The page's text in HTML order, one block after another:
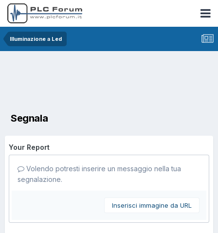
Illuminazione a Led
Segnala
Your Report
Volendo potresti inserire un messaggio nella tua
segnalazione.
Inserisci immagine da URL